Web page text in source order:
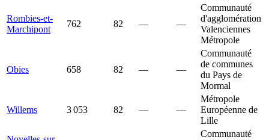
Rombies-et-
Marchipont
762 82 — —
Communauté
d'agglomération
Valenciennes
Métropole
Obies 658 82 — —
Communauté
de communes
du Pays de
Mormal
Willems 3 053 82 — —
Métropole
Européenne de
Lille
Communauté